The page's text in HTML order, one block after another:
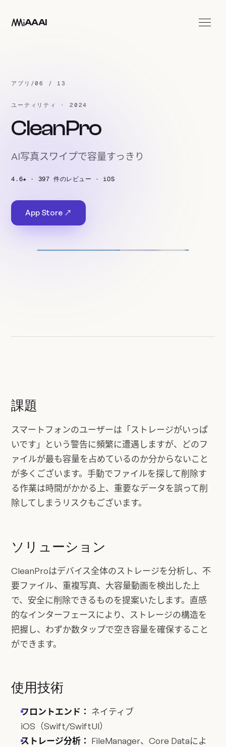
AAAI
アプリ /06 / 13
ユーティリティ · 2024
CleanPro
AI写真スワイプで容量すっきり
4.6★ · 397 件のレビュー · iOS
App Store ↗
課題
スマートフォンのユーザーは「ストレージがいっぱ
いです」という警告に頻繁に遭遇しますが、どのフ
ァイルが最も容量を占めているのか分からないこと
が多くございます。手動でファイルを探して削除す
る作業は時間がかかる上、重要なデータを誤って削
除してしまうリスクもございます。
ソリューション
CleanProはデバイス全体のストレージを分析し、不
要ファイル、重複写真、大容量動画を検出した上
で、安全に削除できるものを提案いたします。直感
的なインターフェースにより、ストレージの構造を
把握し、わずか数タップで空き容量を確保すること
ができます。
使用技術
フロントエンド： ネイティブ
iOS（Swift/SwiftUI）
ストレージ分析： FileManager、Core Dataによ